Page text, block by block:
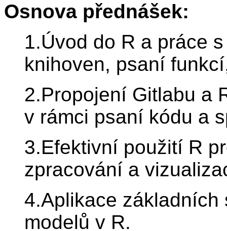
Osnova přednášek:
1.Úvod do R a práce
knihoven, psaní
2.Propojení Gitlabu a
v rámci psaní kódu a
3.Efektivní použití R
zpracování a
4.Aplikace
modelů v R.